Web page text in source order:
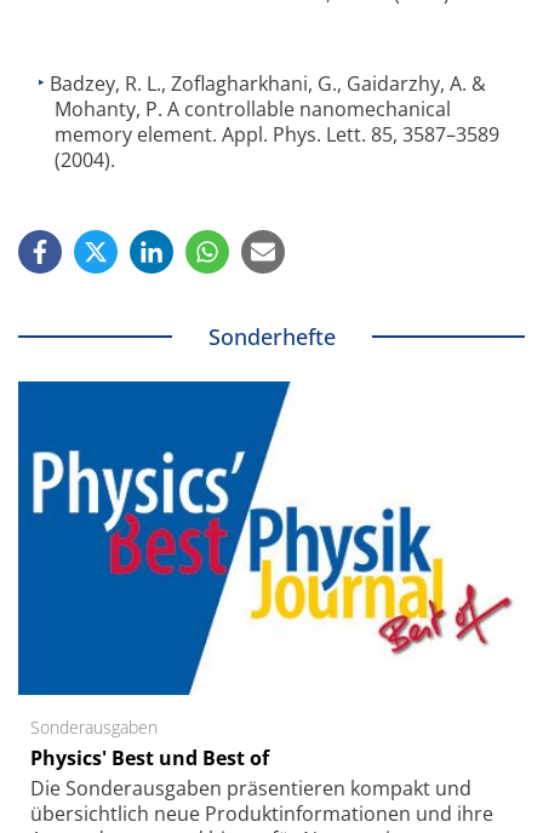
Badzey, R. L., Zoflagharkhani, G., Gaidarzhy, A. &
Mohanty, P. A controllable nanomechanical
memory element. Appl. Phys. Lett. 85, 3587–3589
(2004).
Sonderhefte
Sonderausgaben
Physics' Best und Best of
Die Sonder­ausgaben präsentieren kompakt und
übersichtlich neue Produkt­informationen und ihre